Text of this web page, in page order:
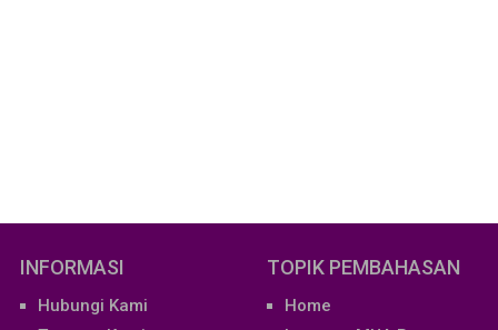
INFORMASI
Hubungi Kami
TOPIK PEMBAHASAN
Home